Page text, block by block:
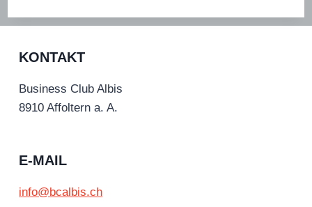
KONTAKT
Business Club Albis
8910 Affoltern a. A.
E-MAIL
info@bcalbis.ch